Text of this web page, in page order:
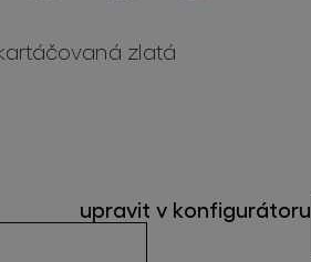
zlatá
upravit v konfigurátoru